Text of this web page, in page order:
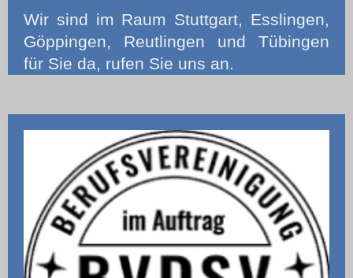
Wir sind im Raum Stuttgart, Esslingen,
Göppingen, Reutlingen und Tübingen
für Sie da, rufen Sie uns an.